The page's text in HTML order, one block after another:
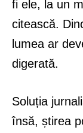
fi ele, la un
citească.
lumea ar
digerată.
Soluția
însă, știrea